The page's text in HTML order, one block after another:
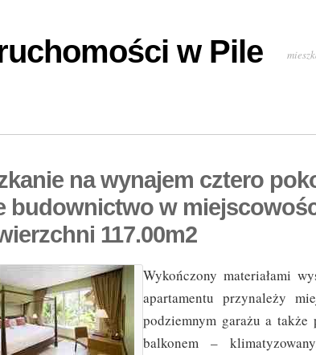
w Pile
na wynajem cztero
budownictwo w
117.00m2
Wykończony materiałami
apartamentu przynależy
podziemnym garażu a
balkonem –